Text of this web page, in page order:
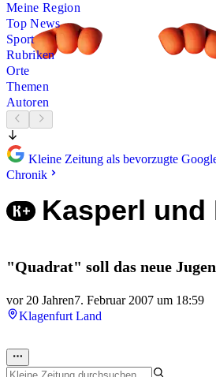
Meine Region
Top News
Sport
Rubriken
Orte
Themen
Autoren
Kleine Zeitung als bevorzugte
Chronik
Kasperl und
"Quadrat" soll das neue
vor 20 Jahren7. Februar 2007 um 18:59
Klagenfurt Land